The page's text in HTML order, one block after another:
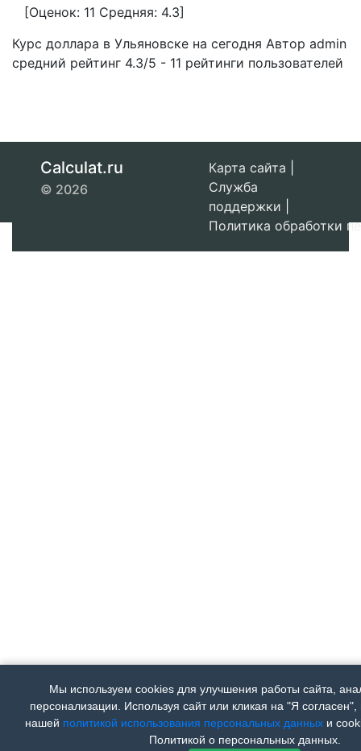
[Оценок: 11 Средняя: 4.3]
Курс доллара в Ульяновске на сегодня Автор admin
средний рейтинг 4.3/5 - 11 рейтинги пользователей
Calculat.ru
© 2026
Карта сайта
Служба
поддержки
Политика обработки
Мы используем cookies для улучшения работы сайта,
персонализации. Используя сайт или кликая на "Я
нашей политикой использования персональных данныхи
Политикой о персональных данных.